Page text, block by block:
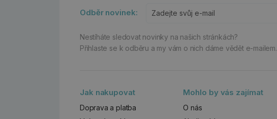
Odběr novinek:
Nestíháte sledovat novinky na našich stránkách?
Přihlaste se k odběru a my vám o nich dáme vědět e-mailem.
Jak nakupovat
Doprava a platba
Mohlo by vás zajímat
O nás